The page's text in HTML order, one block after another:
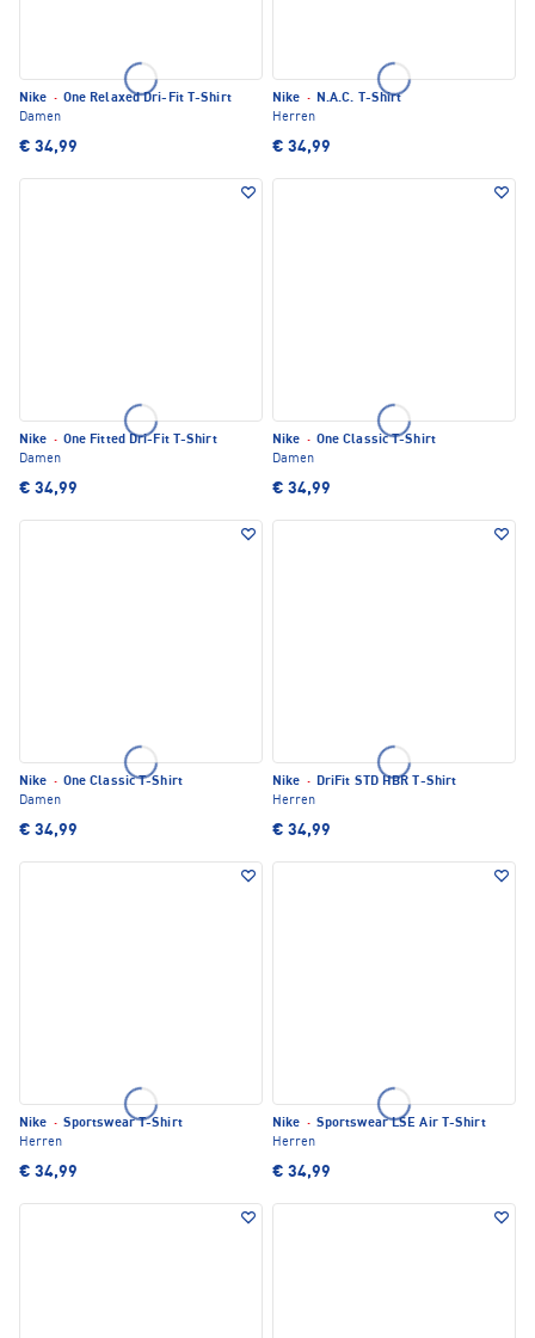
Nike · One Relaxed Dri-Fit T-Shirt
Damen
€ 34,99
Nike · N.A.C. T-Shirt
Herren
€ 34,99
Nike · One Fitted Dri-Fit T-Shirt
Damen
€ 34,99
Nike · One Classic T-Shirt
Damen
€ 34,99
Nike · One Classic T-Shirt
Damen
€ 34,99
Nike · DriFit STD HBR T-Shirt
Herren
€ 34,99
Nike · Sportswear T-Shirt
Herren
€ 34,99
Nike · Sportswear LSE Air T-Shirt
Herren
€ 34,99